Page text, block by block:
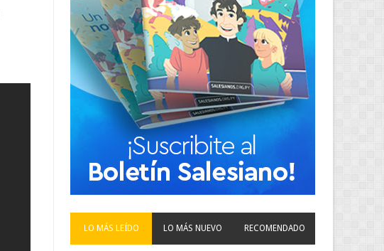
LO MÁS LEÍDO LO MÁS NUEVO RECOMENDADO